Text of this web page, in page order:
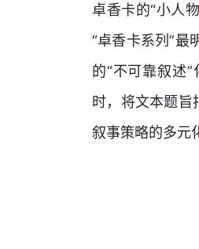
卓香卡的“小人
“卓香卡系列”最
的“不可靠叙述
时，将文本题旨
叙事策略的多元